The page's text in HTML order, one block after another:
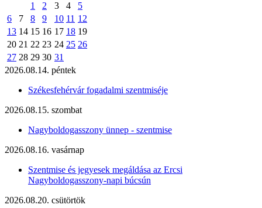
1
2 3 4
5
6
7 8 9 10 11 12
13 14 15 16 17 18 19
20 21 22 23 24 25 26
27 28 29 30 31
2026.08.14. péntek
Székesfehérvár fogadalmi szentmiséje
2026.08.15. szombat
Nagyboldogasszony ünnep - szentmise
2026.08.16. vasárnap
Szentmise és jegyesek megáldása az Ercsi
Nagyboldogasszony-napi búcsún
2026.08.20. csütörtök